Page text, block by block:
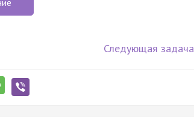
Следующая задача